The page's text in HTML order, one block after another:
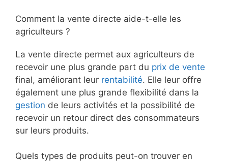
Comment la vente directe aide-t-elle les
agriculteurs ?
La vente directe permet aux agriculteurs de
recevoir une plus grande part du prix de vente
final, améliorant leur rentabilité. Elle leur offre
également une plus grande flexibilité dans la
gestion de leurs activités et la possibilité de
recevoir un retour direct des consommateurs
sur leurs produits.
Quels types de produits peut-on trouver en